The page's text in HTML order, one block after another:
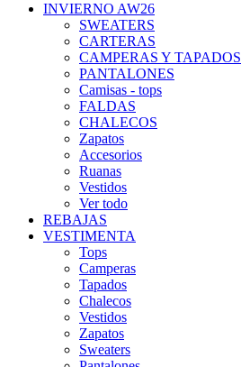
INVIERNO AW26
SWEATERS
CARTERAS
CAMPERAS Y TAPADOS
PANTALONES
Camisas - tops
FALDAS
CHALECOS
Zapatos
Accesorios
Ruanas
Vestidos
Ver todo
REBAJAS
VESTIMENTA
Tops
Camperas
Tapados
Chalecos
Vestidos
Zapatos
Sweaters